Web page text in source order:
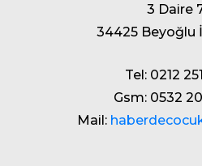
3 Daire
34425 Beyoğlu
Tel: 0212
Gsm: 0532
Mail: